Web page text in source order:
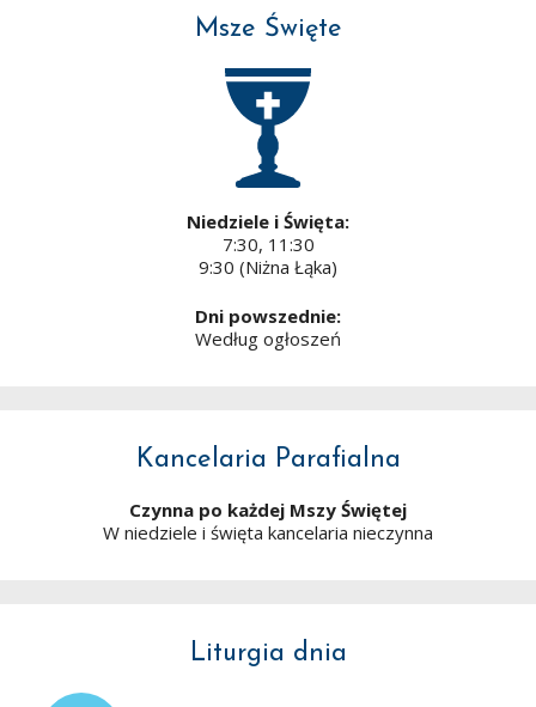
Msze Święte
Niedziele i Święta:
7:30, 11:30
9:30 (Niżna Łąka)
Dni powszednie:
Według ogłoszeń
Kancelaria Parafialna
Czynna po każdej Mszy Świętej
W niedziele i święta kancelaria nieczynna
Liturgia dnia